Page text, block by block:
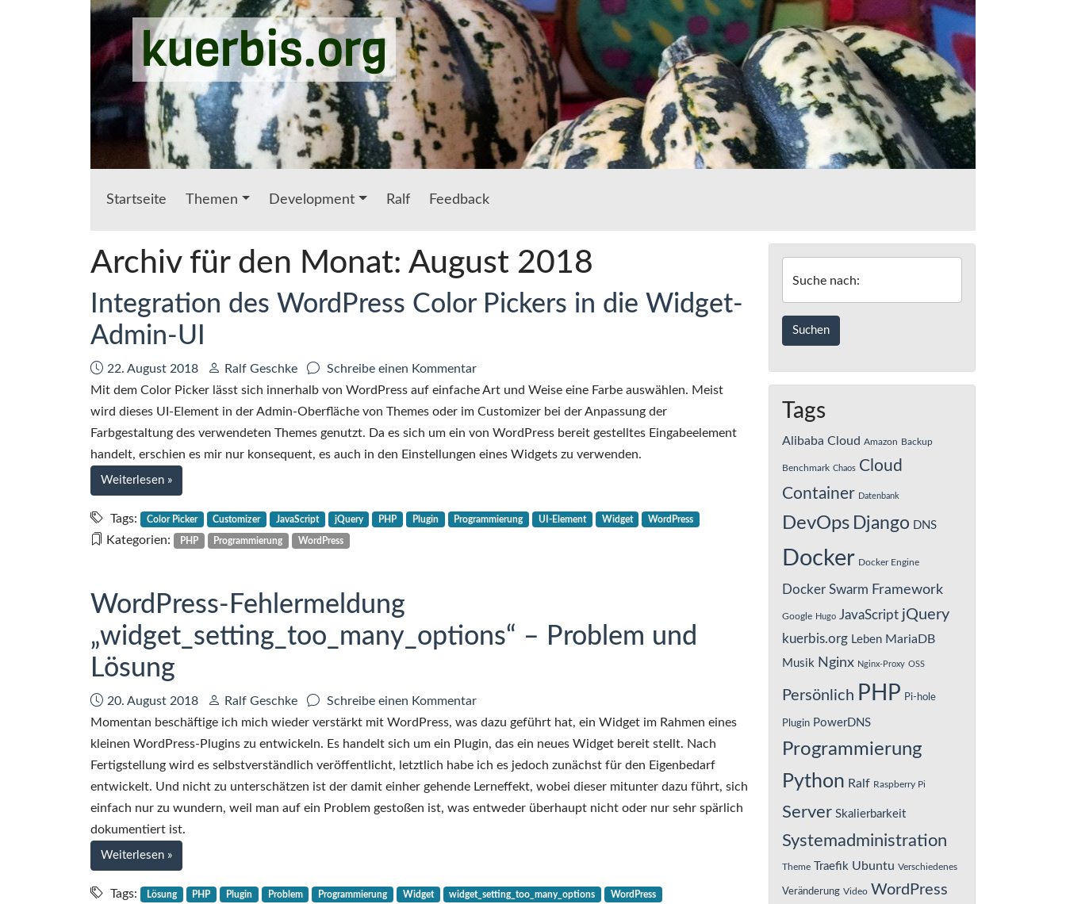
Zum Hauptinhalt springenkuerbis.org
Startseite Themen Development Ralf Feedback
Archiv für den Monat: August 2018
Integration des WordPress Color Pickers in die Widget-
Admin-UI
Datum:
22. August 2018 Autor:
Ralf Geschke Schreibe einen Kommentarzu
Integration
des
WordPress
Color
die
Mit dem Color Picker lässt sich innerhalb von WordPress auf einfache Art und Weise eine Farbe auswählen. Meist
wird dieses UI-Element in der Admin-Oberfläche von Themes oder im Customizer bei der Anpassung der
Farbgestaltung des verwendeten Themes genutzt. Da es sich um ein von WordPress bereit gestelltes Eingabeelement
handelt, erschien es mir nur konsequent, es auch in den Einstellungen eines Widgets zu verwenden.
Weiterlesen bei
Integration
des
WordPress
in
die
Widget-
Admin-
UI
»
Tags: Color Picker Customizer JavaScript jQuery PHP Plugin Programmierung UI-Element Widget WordPress
Kategorien: PHP Programmierung WordPress
WordPress-Fehlermeldung
„widget_setting_too_many_options“ – Problem und
Lösung
Datum:
20. August 2018 Autor:
Ralf Geschke Schreibe einen Kommentarzu
WordPress-
Fehlermeldung
„widget_setting_too_many_options“
–
Problem
Momentan beschäftige ich mich wieder verstärkt mit WordPress, was dazu geführt hat, ein Widget im Rahmen eines
kleinen WordPress-Plugins zu entwickeln. Es handelt sich um ein Plugin, das ein neues Widget bereit stellt. Nach
Fertigstellung wird es selbstverständlich veröffentlicht, letztlich habe ich es jedoch zunächst für den Eigenbedarf
entwickelt. Und nicht zu unterschätzen ist der damit einher gehende Lerneffekt, wobei dieser mitunter dazu führt, sich
einfach nur zu wundern, weil man auf ein Problem gestoßen ist, was entweder überhaupt nicht oder nur sehr spärlich
dokumentiert ist.
Weiterlesen bei
WordPress-
Fehlermeldung
»
Tags: Lösung PHP Plugin Problem Programmierung Widget widget_setting_too_many_options WordPress
Suche nach:
Tags
Alibaba Cloud Amazon Backup
Benchmark Chaos Cloud
Container Datenbank
DevOps Django DNS
Docker Docker Engine
Docker Swarm Framework
Google Hugo JavaScript jQuery
kuerbis.org Leben MariaDB
Musik Nginx Nginx-Proxy OSS
Persönlich PHP Pi-hole
Plugin PowerDNS
Programmierung
Python Ralf Raspberry Pi
Server Skalierbarkeit
Systemadministration
Theme Traefik Ubuntu Verschiedenes
Veränderung Video WordPress